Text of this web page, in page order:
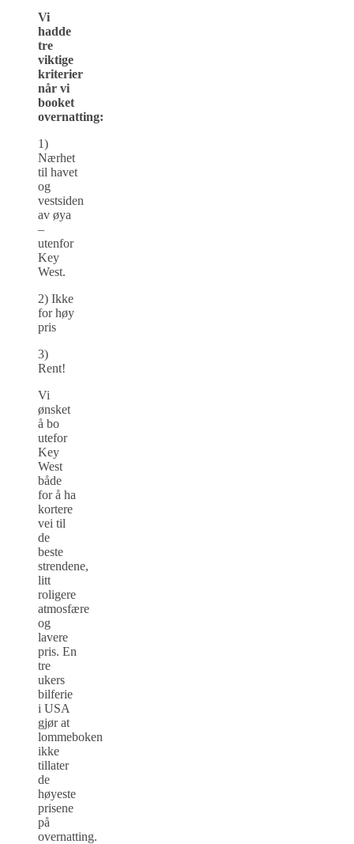
Vi
hadde
tre
viktige
kriterier
når vi
booket
overnatting:
1)
Nærhet
til havet
og
vestsiden
av øya
–
utenfor
Key
West.
2) Ikke
for høy
pris
3)
Rent!
Vi
ønsket
å bo
utefor
Key
West
både
for å ha
kortere
vei til
de
beste
strendene,
litt
roligere
atmosfære
og
lavere
pris. En
tre
ukers
bilferie
i USA
gjør at
lommeboken
ikke
tillater
de
høyeste
prisene
på
overnatting.